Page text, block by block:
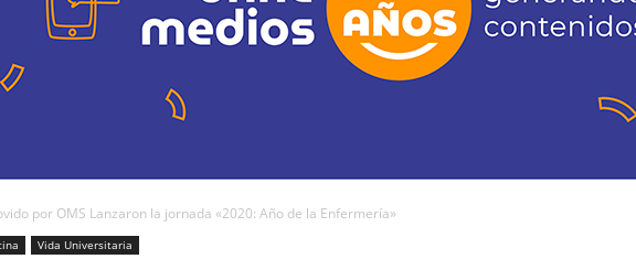
por OMS Lanzaron la jornada «2020: Año de la Enfermería»
Vida Universitaria